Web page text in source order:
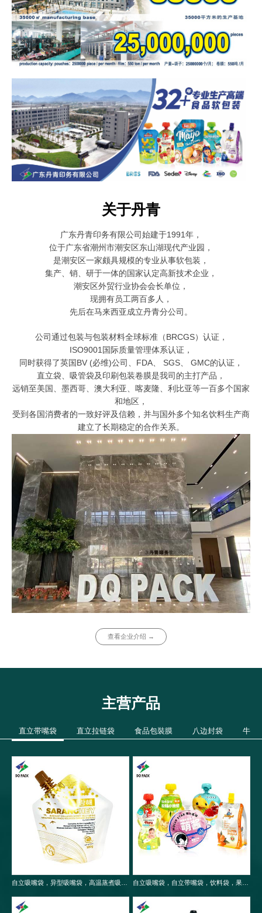
关于丹青
广东丹青印务有限公司始建于1991年，
位于广东省潮州市潮安区东山湖现代产业园，
是潮安区一家颇具规模的专业从事软包装，
集产、销、研于一体的国家认定高新技术企业，
潮安区外贸行业协会会长单位，
现拥有员工两百多人，
先后在马来西亚成立丹青分公司。
公司通过包装与包装材料全球标准（BRCGS）认证，
ISO9001国际质量管理体系认证，
同时获得了英国BV (必维)公司、FDA、 SGS、 GMC的认证，
直立袋、吸管袋及印刷包装卷膜是我司的主打产品，
远销至美国、墨西哥、澳大利亚、喀麦隆、利比亚等一百多个国家
和地区，
受到各国消费者的一致好评及信赖，并与国外多个知名饮料生产商
建立了长期稳定的合作关系。
查看企业介绍 →
主营产品
直立带嘴袋 直立拉链袋 食品包裝膜 八边封袋 牛皮